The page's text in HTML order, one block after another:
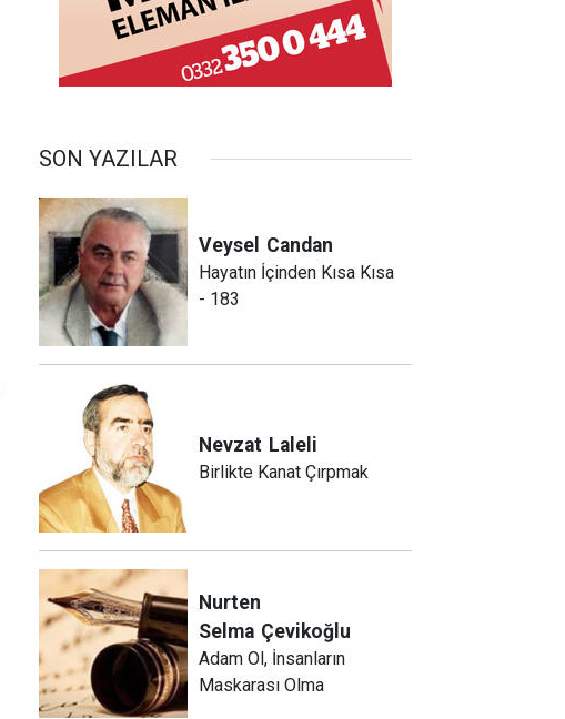
SON YAZILAR
Veysel Candan
Hayatın İçinden Kısa Kısa
- 183
Nevzat Laleli
Birlikte Kanat Çırpmak
Nurten
Selma Çevikoğlu
Adam Ol, İnsanların
Maskarası Olma